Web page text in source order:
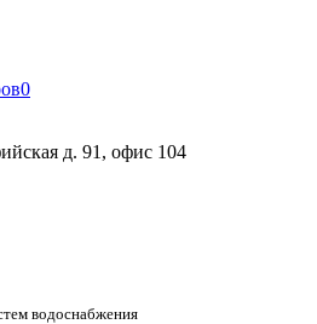
0
д. 91, офис 104
водоснабжения